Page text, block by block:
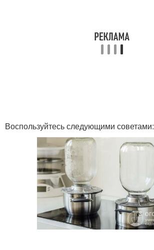
Воспользуйтесь следующими советами: